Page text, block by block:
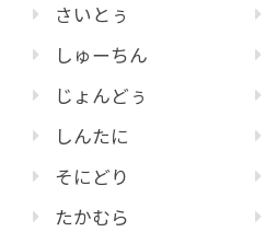
さいとぅ
しゅーちん
じょんどぅ
しんたに
そにどり
たかむら